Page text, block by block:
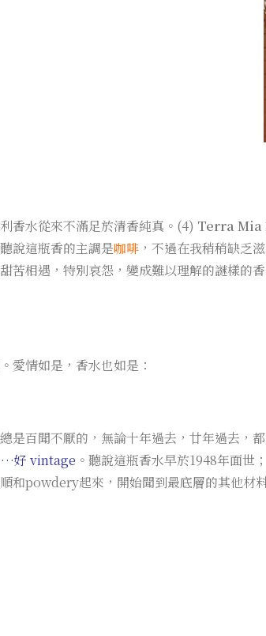
香水從來不滿足於清香純真。(4) Terra Mia
說這瓶香的主調是咖啡 ，不過在我稍稍缺乏
苦相遇，特別哀怨，變成難以理解的謎樣的香
愛情如是，香水也如是：
是百聞不厭的，無論十年過去，廿年過去，
好 vintage 。聽說這瓶香水早於1948年面
和powdery起來，開始聞到最底層的其他材